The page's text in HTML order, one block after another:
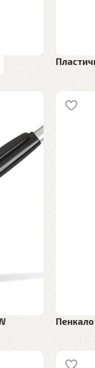
Пенкало